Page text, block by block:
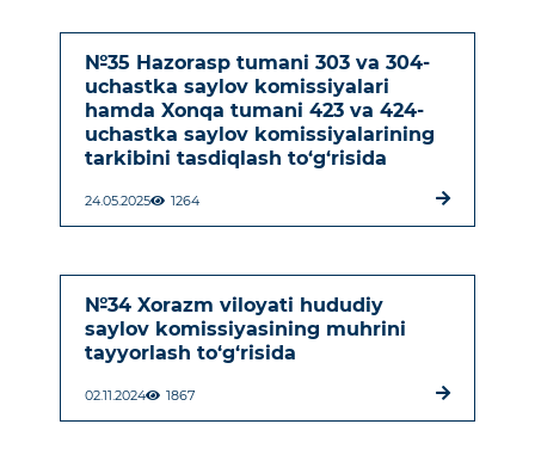
№35 Hazorasp tumani 303 va 304-
uchastka saylov komissiyalari
hamda Xonqa tumani 423 va 424-
uchastka saylov komissiyalarining
tarkibini tasdiqlash to‘g‘risida
24.05.2025 1264
№34 Xorazm viloyati hududiy
saylov komissiyasining muhrini
tayyorlash to‘g‘risida
02.11.2024 1867